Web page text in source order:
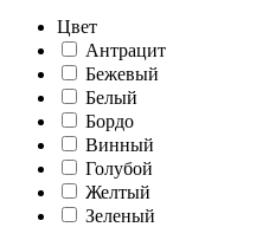
Цвет
Антрацит
Бежевый
Белый
Бордо
Винный
Голубой
Желтый
Зеленый